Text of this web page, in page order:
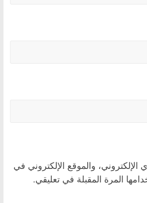
والموقع الإلكتروني في
المرة المقبلة في تعليقي.